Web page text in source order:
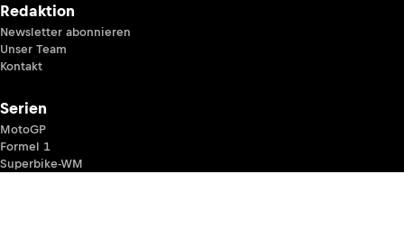
Redaktion
Newsletter abonnieren
Unser Team
Kontakt
Serien
MotoGP
Formel 1
Superbike-WM